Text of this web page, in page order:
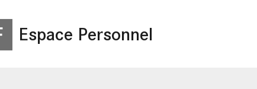
Espace Personnel